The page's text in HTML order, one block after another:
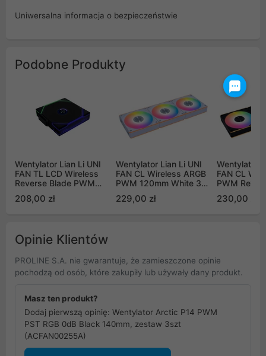
Uniwersalna informacja o bezpieczeństwie
Podobne Produkty
Wentylator Lian Li UNI
FAN TL LCD Wireless
Reverse Blade PWM
208,00 zł
Wentylator Lian Li UNI
FAN CL Wireless ARGB
PWM 120mm White 3
(12CL1W3W)
229,00 zł
Wentylator
FAN CL
PWM
kontroler
230,00 zł
Opinie Klientów
PROLINE S.A. nie gwarantuje, że zamieszczone opinie
pochodzą od osób, które zakupiły lub używały dany produkt.
Masz ten produkt?
Dodaj pierwszą opinię: Wentylator Arctic P14 PWM
PST RGB 0dB Black 140mm, zestaw 3szt
(ACFAN00255A)